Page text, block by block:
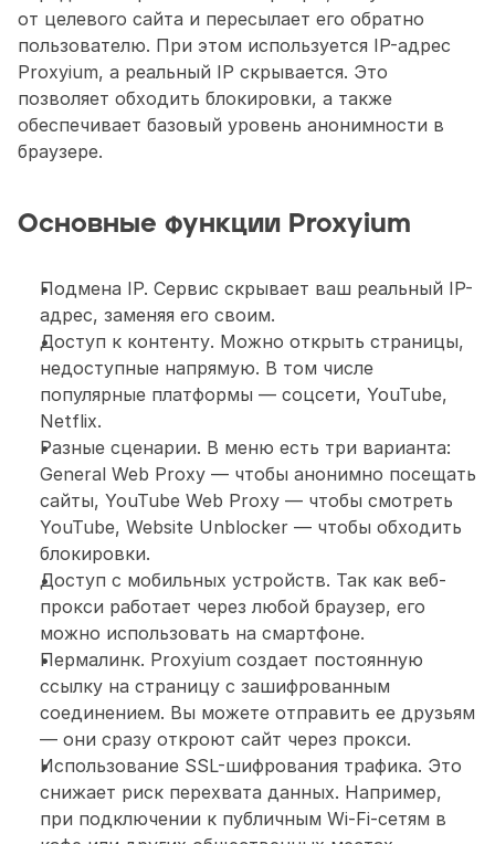
от целевого сайта и пересылает его обратно
пользователю. При этом используется IP-адрес
Proxyium, а реальный IP скрывается. Это
позволяет обходить блокировки, а также
обеспечивает базовый уровень анонимности в
браузере.
Основные функции Proxyium
Подмена IP. Сервис скрывает ваш реальный IP-
адрес, заменяя его своим.
Доступ к контенту. Можно открыть страницы,
недоступные напрямую. В том числе
популярные платформы — соцсети, YouTube,
Netflix.
Разные сценарии. В меню есть три варианта:
General Web Proxy — чтобы анонимно посещать
сайты, YouTube Web Proxy — чтобы смотреть
YouTube, Website Unblocker — чтобы обходить
блокировки.
Доступ с мобильных устройств. Так как веб-
прокси работает через любой браузер, его
можно использовать на смартфоне.
Пермалинк. Proxyium создает постоянную
ссылку на страницу с зашифрованным
соединением. Вы можете отправить ее друзьям
— они сразу откроют сайт через прокси.
Использование SSL-шифрования трафика. Это
снижает риск перехвата данных. Например,
при подключении к публичным Wi-Fi-сетям в